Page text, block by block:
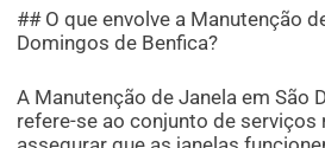
## O que envolve a Manutenção
Domingos de Benfica?
A Manutenção de Janela em São
refere-se ao conjunto de serviços